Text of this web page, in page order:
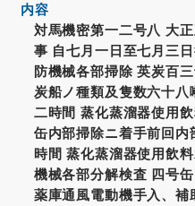
内容
対馬機密第一二号八 大
事 自七月一日至七月三
防機械各部掃除 英炭百
炭船ノ種類及隻数六十八
二時間 蒸化蒸溜器使用
缶内部掃除ニ着手前回
時間 蒸化蒸溜器使用飲
機械各部分解検査 四号
薬庫通風電動機手入、